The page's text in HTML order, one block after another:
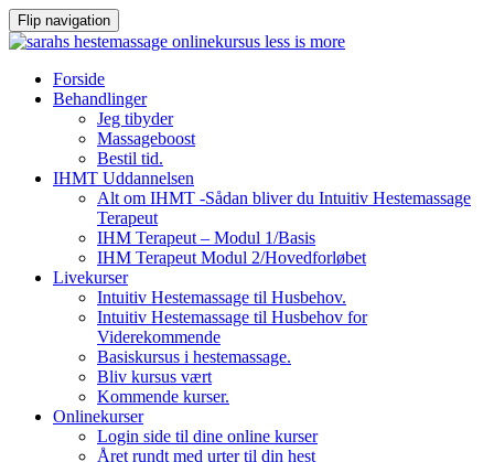
Flip navigation
VidereForside
Behandlinger
Jeg tibyder
Massageboost
Bestil tid.
IHMT Uddannelsen
Alt om IHMT -Sådan bliver du Intuitiv Hestemassage
Terapeut
IHM Terapeut – Modul 1/Basis
IHM Terapeut Modul 2/Hovedforløbet
Livekurser
Intuitiv Hestemassage til Husbehov.
Intuitiv Hestemassage til Husbehov for
Viderekommende
Basiskursus i hestemassage.
Bliv kursus vært
Kommende kurser.
Onlinekurser
Login side til dine online kurser
Året rundt med urter til din hest